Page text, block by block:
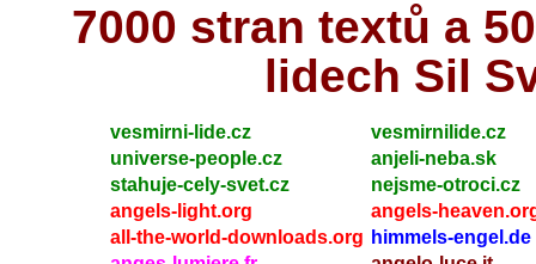
7000 stran textů a
lidech Sil
vesmirni-lide.cz
vesmirnilide.cz
universe-people.cz
anjeli-neba.sk
stahuje-cely-svet.cz
nejsme-otroci.cz
angels-light.org
angels-
all-the-world-downloads.org himmels-engel.de